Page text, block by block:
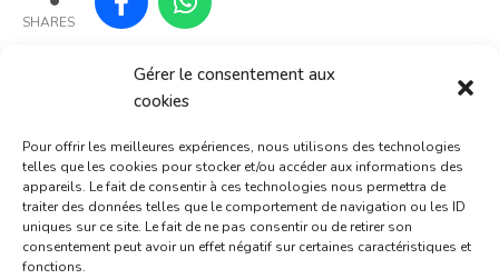
Gérer le consentement aux
cookies
Pour offrir les meilleures expériences, nous utilisons des technologies
telles que les cookies pour stocker et/ou accéder aux informations des
appareils. Le fait de consentir à ces technologies nous permettra de
traiter des données telles que le comportement de navigation ou les ID
uniques sur ce site. Le fait de ne pas consentir ou de retirer son
consentement peut avoir un effet négatif sur certaines caractéristiques et
fonctions.
SHARES
Partager :